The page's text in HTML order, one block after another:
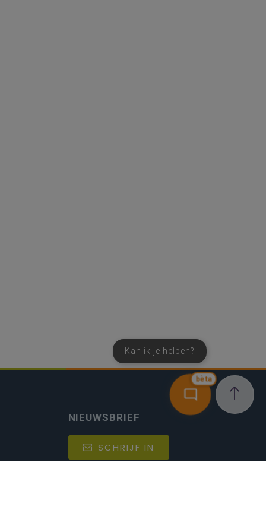
bèta
Kan ik je helpen?
NIEUWSBRIEF
SCHRIJF IN